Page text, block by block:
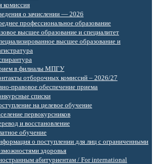
комиссия
о зачислении — 2026
профессиональное образование
высшее образование и специалитет
высшее образование и
в филиалы МПГУ
отборочных комиссий – 2026/27
правовое обеспечение приема
списки
на целевое обучение
первокурсников
и восстановление
обучение
о поступлении для лиц с ограниченными
здоровья
абитуриентам / For international